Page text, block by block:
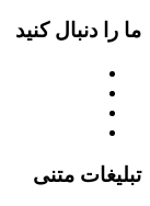
ما را دنبال کنید
تبلیغات متنی